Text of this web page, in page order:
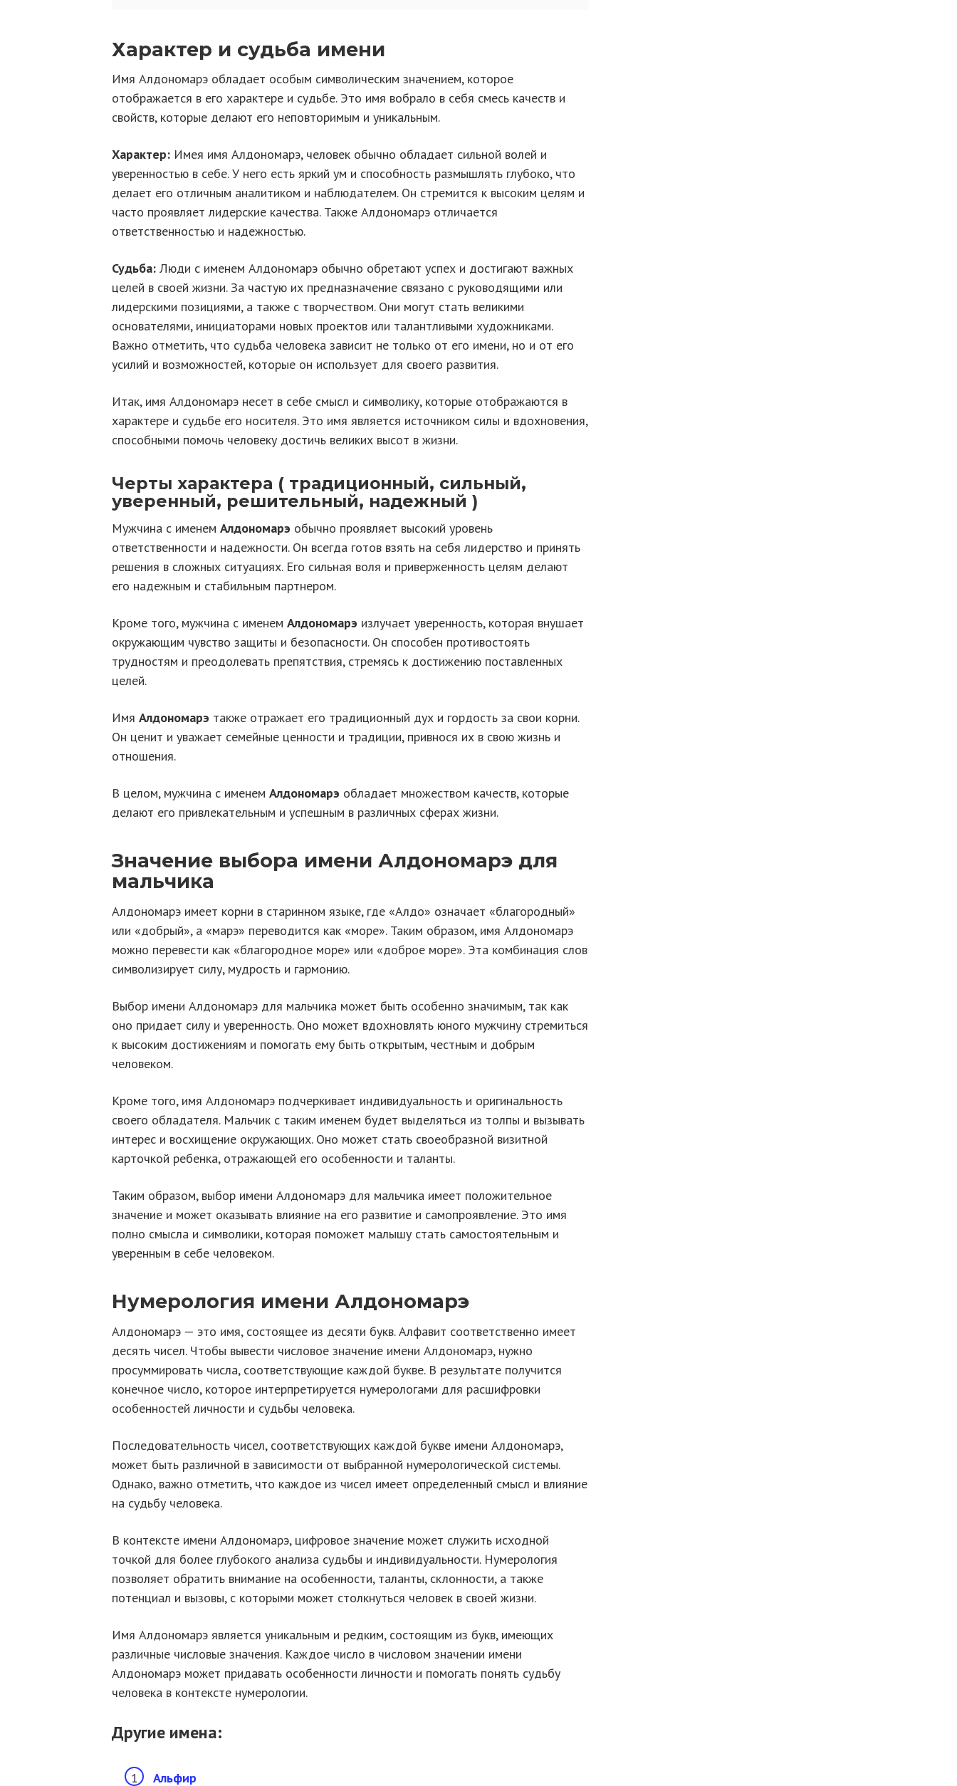
Характер и судьба имени
Имя Алдономарэ обладает особым символическим значением, которое
отображается в его характере и судьбе. Это имя вобрало в себя смесь качеств и
свойств, которые делают его неповторимым и уникальным.
Характер: Имея имя Алдономарэ, человек обычно обладает сильной волей и
уверенностью в себе. У него есть яркий ум и способность размышлять глубоко, что
делает его отличным аналитиком и наблюдателем. Он стремится к высоким целям и
часто проявляет лидерские качества. Также Алдономарэ отличается
ответственностью и надежностью.
Судьба: Люди с именем Алдономарэ обычно обретают успех и достигают важных
целей в своей жизни. За частую их предназначение связано с руководящими или
лидерскими позициями, а также с творчеством. Они могут стать великими
основателями, инициаторами новых проектов или талантливыми художниками.
Важно отметить, что судьба человека зависит не только от его имени, но и от его
усилий и возможностей, которые он использует для своего развития.
Итак, имя Алдономарэ несет в себе смысл и символику, которые отображаются в
характере и судьбе его носителя. Это имя является источником силы и вдохновения,
способными помочь человеку достичь великих высот в жизни.
Черты характера ( традиционный, сильный,
уверенный, решительный, надежный )
Мужчина с именем Алдономарэ обычно проявляет высокий уровень
ответственности и надежности. Он всегда готов взять на себя лидерство и принять
решения в сложных ситуациях. Его сильная воля и приверженность целям делают
его надежным и стабильным партнером.
Кроме того, мужчина с именем Алдономарэ излучает уверенность, которая внушает
окружающим чувство защиты и безопасности. Он способен противостоять
трудностям и преодолевать препятствия, стремясь к достижению поставленных
целей.
Имя Алдономарэ также отражает его традиционный дух и гордость за свои корни.
Он ценит и уважает семейные ценности и традиции, привнося их в свою жизнь и
отношения.
В целом, мужчина с именем Алдономарэ обладает множеством качеств, которые
делают его привлекательным и успешным в различных сферах жизни.
Значение выбора имени Алдономарэ для
мальчика
Алдономарэ имеет корни в старинном языке, где «Алдо» означает «благородный»
или «добрый», а «марэ» переводится как «море». Таким образом, имя Алдономарэ
можно перевести как «благородное море» или «доброе море». Эта комбинация слов
символизирует силу, мудрость и гармонию.
Выбор имени Алдономарэ для мальчика может быть особенно значимым, так как
оно придает силу и уверенность. Оно может вдохновлять юного мужчину стремиться
к высоким достижениям и помогать ему быть открытым, честным и добрым
человеком.
Кроме того, имя Алдономарэ подчеркивает индивидуальность и оригинальность
своего обладателя. Мальчик с таким именем будет выделяться из толпы и вызывать
интерес и восхищение окружающих. Оно может стать своеобразной визитной
карточкой ребенка, отражающей его особенности и таланты.
Таким образом, выбор имени Алдономарэ для мальчика имеет положительное
значение и может оказывать влияние на его развитие и самопроявление. Это имя
полно смысла и символики, которая поможет малышу стать самостоятельным и
уверенным в себе человеком.
Нумерология имени Алдономарэ
Алдономарэ — это имя, состоящее из десяти букв. Алфавит соответственно имеет
десять чисел. Чтобы вывести числовое значение имени Алдономарэ, нужно
просуммировать числа, соответствующие каждой букве. В результате получится
конечное число, которое интерпретируется нумерологами для расшифровки
особенностей личности и судьбы человека.
Последовательность чисел, соответствующих каждой букве имени Алдономарэ,
может быть различной в зависимости от выбранной нумерологической системы.
Однако, важно отметить, что каждое из чисел имеет определенный смысл и влияние
на судьбу человека.
В контексте имени Алдономарэ, цифровое значение может служить исходной
точкой для более глубокого анализа судьбы и индивидуальности. Нумерология
позволяет обратить внимание на особенности, таланты, склонности, а также
потенциал и вызовы, с которыми может столкнуться человек в своей жизни.
Имя Алдономарэ является уникальным и редким, состоящим из букв, имеющих
различные числовые значения. Каждое число в числовом значении имени
Алдономарэ может придавать особенности личности и помогать понять судьбу
человека в контексте нумерологии.
Другие имена:
Альфир